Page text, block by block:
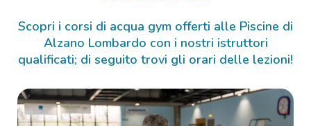
Scopri i corsi di acqua gym offerti alle Piscine di
Alzano Lombardo con i nostri istruttori
qualificati; di seguito trovi gli orari delle lezioni!